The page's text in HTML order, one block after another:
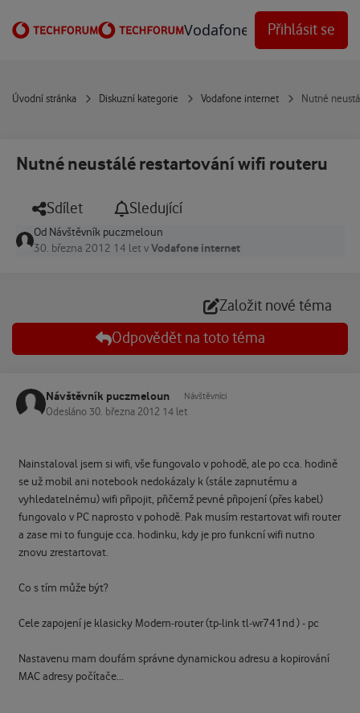
Vodafone Techforum
Přihlásit se
Úvodní stránka Diskuzní kategorie Vodafone internet Nutné
Nutné neustálé restartování wifi routeru
Sdílet Sledující
Od Návštěvník puczmeloun
30. března 2012 14 let vVodafone internet
Založit nové téma
Odpovědět na toto téma
Návštěvník puczmeloun Návštěvníci
Odesláno 30. března 2012 14 let
Nainstaloval jsem si wifi, vše fungovalo v pohodě, ale po cca. hodině
se už mobil ani notebook nedokázaly k (stále zapnutému a
vyhledatelnému) wifi připojit, přičemž pevné připojení (přes kabel)
fungovalo v PC naprosto v pohodě. Pak musím restartovat wifi router
a zase mi to funguje cca. hodinku, kdy je pro funkcní wifi nutno
znovu zrestartovat.
Co s tím může být?
Cele zapojení je klasicky Modem-router (tp-link tl-wr741nd ) - pc
Nastavenu mam doufám správne dynamickou adresu a kopirování
MAC adresy počítače...